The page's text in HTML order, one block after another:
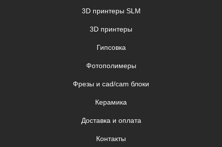
3D принтеры SLM
3D принтеры
Гипсовка
Фотополимеры
Фрезы и cad/cam блоки
Керамика
Доставка и оплата
Контакты